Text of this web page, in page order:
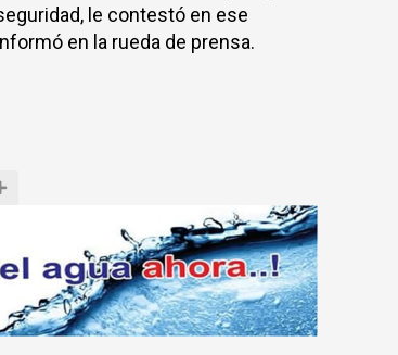
le contestó en ese
en la rueda de prensa.